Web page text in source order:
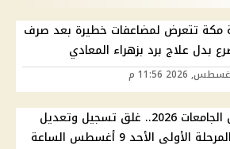
مكة تتعرض لمضاعفات خطيرة بعد صرف
بدل علاج برد بزهراء المعادي
تنسيق الجامعات 2026.. غلق تسجيل وتعديل
رغبات المرحلة الأولى الأحد 9 أغسطس الساعة